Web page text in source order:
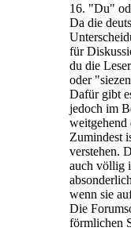
16. "Du"
Da die
für
du die
oder
Dafür gibt
jedoch im
weitgehend
Zumindest
verstehen.
auch völlig
wenn sie
Die
förmlichen